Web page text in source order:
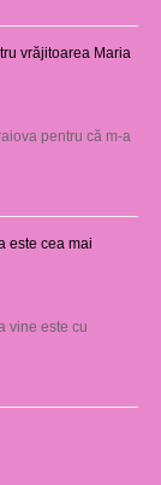
vrăjitoarea Maria
pentru că m-a
este cea mai
vine este cu